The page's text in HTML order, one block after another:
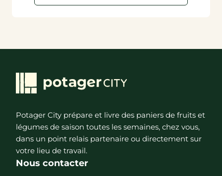
Potager City prépare et livre des paniers de fruits et
légumes de saison toutes les semaines, chez vous,
dans un point relais partenaire ou directement sur
votre lieu de travail.
Nous contacter